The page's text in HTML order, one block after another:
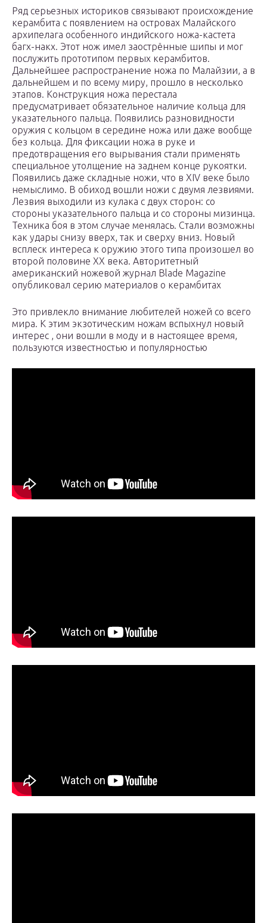
Ряд серьезных историков связывают происхождение
керамбита с появлением на островах Малайского
архипелага особенного индийского ножа-кастета
багх-накх. Этот нож имел заострённые шипы и мог
послужить прототипом первых керамбитов.
Дальнейшее распространение ножа по Малайзии, а в
дальнейшем и по всему миру, прошло в несколько
этапов. Конструкция ножа перестала
предусматривает обязательное наличие кольца для
указательного пальца. Появились разновидности
оружия с кольцом в середине ножа или даже вообще
без кольца. Для фиксации ножа в руке и
предотвращения его вырывания стали применять
специальное утолщение на заднем конце рукоятки.
Появились даже складные ножи, что в XIV веке было
немыслимо. В обиход вошли ножи с двумя лезвиями.
Лезвия выходили из кулака с двух сторон: со
стороны указательного пальца и со стороны мизинца.
Техника боя в этом случае менялась. Стали возможны
как удары снизу вверх, так и сверху вниз. Новый
всплеск интереса к оружию этого типа произошел во
второй половине XX века. Авторитетный
американский ножевой журнал Blade Magazine
опубликовал серию материалов о керамбитах
Это привлекло внимание любителей ножей со всего
мира. К этим экзотическим ножам вспыхнул новый
интерес , они вошли в моду и в настоящее время,
пользуются известностью и популярностью